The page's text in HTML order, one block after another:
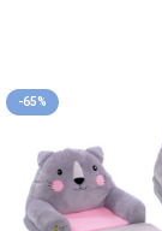
-65%